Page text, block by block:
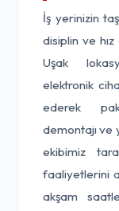
İş yerinizin
disiplin ve
Uşak
elektronik
ederek
demontajı ve
ekibimiz
faaliyetlerini
akşam